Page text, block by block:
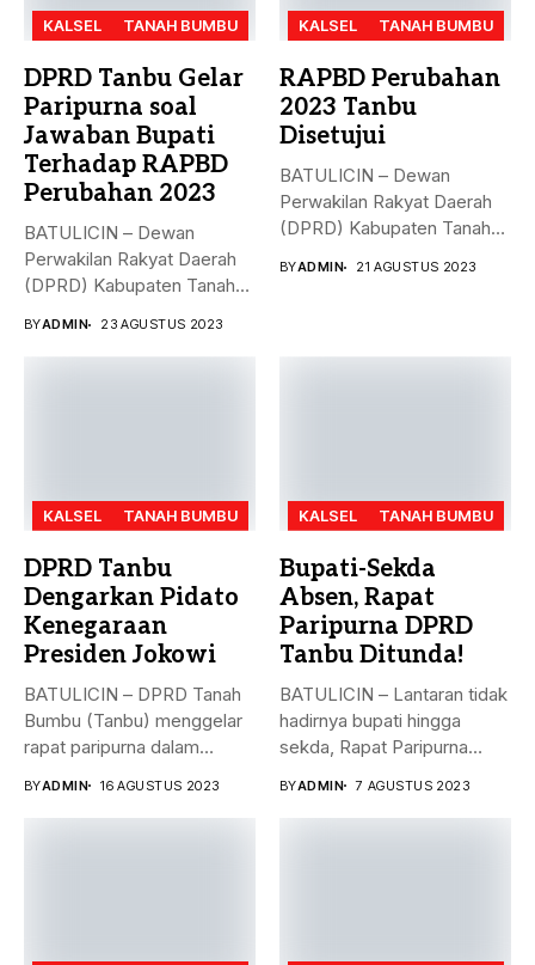
KALSEL TANAH BUMBU
DPRD Tanbu Gelar
Paripurna soal
Jawaban Bupati
Terhadap RAPBD
Perubahan 2023
BATULICIN – Dewan
Perwakilan Rakyat Daerah
(DPRD) Kabupaten Tanah
BYADMIN 23 AGUSTUS 2023
KALSEL TANAH BUMBU
RAPBD Perubahan
2023 Tanbu
Disetujui
BATULICIN – Dewan
Perwakilan Rakyat Daerah
(DPRD) Kabupaten Tanah
BYADMIN 21 AGUSTUS 2023
KALSEL TANAH BUMBU
DPRD Tanbu
Dengarkan Pidato
Kenegaraan
Presiden Jokowi
BATULICIN – DPRD Tanah
Bumbu (Tanbu) menggelar
rapat paripurna dalam
BYADMIN 16 AGUSTUS 2023
KALSEL TANAH BUMBU
Bupati-Sekda
Absen, Rapat
Paripurna DPRD
Tanbu Ditunda!
BATULICIN – Lantaran tidak
hadirnya bupati hingga
sekda, Rapat Paripurna
BYADMIN 7 AGUSTUS 2023